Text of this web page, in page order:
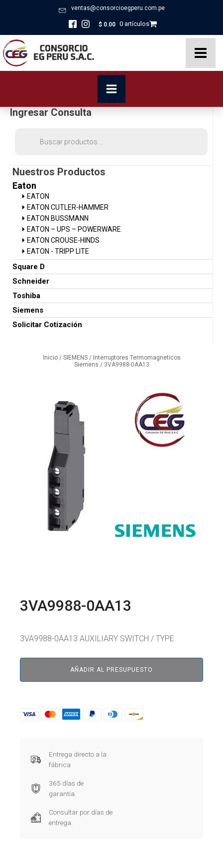
ventas@consorcioegperu.com.pe
$ 0.00 0 artículos
Ingresar Consulta
Nuestros Productos
Eaton
EATON
EATON CUTLER-HAMMER
EATON BUSSMANN
EATON – UPS – POWERWARE
EATON CROUSE-HINDS
EATON - TRIPP LITE
Square D
Schneider
Toshiba
Siemens
Solicitar Cotización
Inicio/ SIEMENS/ Interruptores Termomagneticos
Siemens / 3VA9988-0AA13
3VA9988-0AA13
3VA9988-0AA13 AUXILIARY SWITCH / TYPE
AÑADIR AL PRESUPUESTO
Entrega directo a la
fábrica
365 días de
garantía.
Consultar por días de
entrega.